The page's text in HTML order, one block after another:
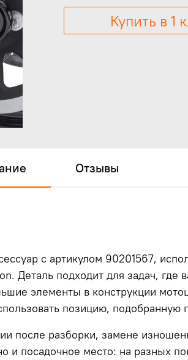
Купить в 1
Отзывы
с артикулом 90201567,
Деталь подходит для задач, где
элементы в конструкции
позицию, подобранную
после разборки, замене
и посадочное место: на разных